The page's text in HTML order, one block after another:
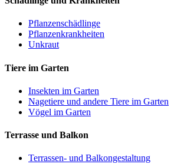
Pflanzenschädlinge
Pflanzenkrankheiten
Unkraut
Tiere im Garten
Insekten im Garten
Nagetiere und andere Tiere im Garten
Vögel im Garten
Terrasse und Balkon
Terrassen- und Balkongestaltung